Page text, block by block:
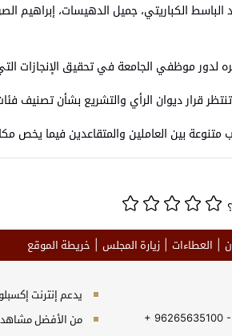
الكباريتي، جميل الدهيسات، إبراهيم
لدور موظفي الجامعة في تحقيق الإنجازات
قرار ديوان الرأي والتشريع بشأن تصنيف
متنوعة بين العاملين والمتقاعدين فيما يخص
العطاءات زيارة المجلس خريطة الموقع
+ 96265635100
يدعم إنترنت إكسبلورر 10+, جوجل كروم, فايرفوكس,
من الأفضل مشاهدة